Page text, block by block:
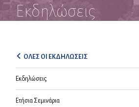
Εκδηλώσεις
ΟΛΕΣ ΟΙ ΕΚΔΗΛΩΣΕΙΣ
Εκδηλώσεις
Ετήσια Σεμινάρια